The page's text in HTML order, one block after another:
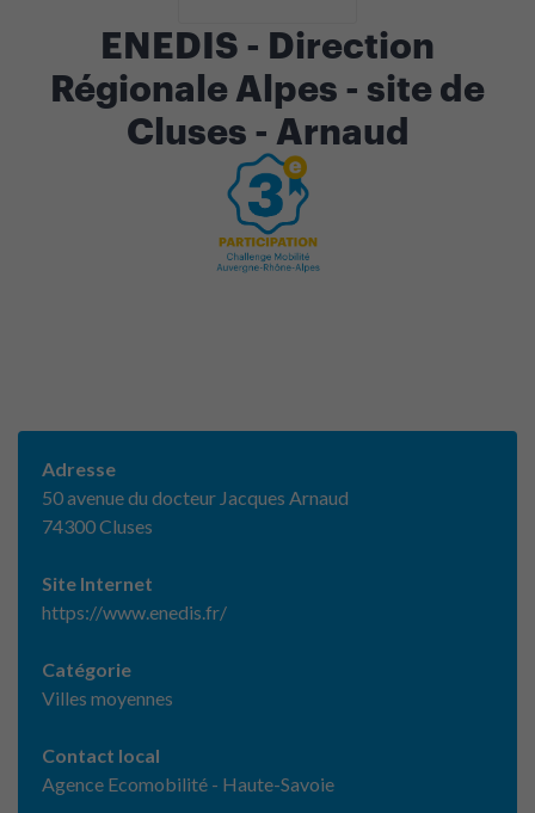
ENEDIS - Direction
Régionale Alpes - site de
Cluses - Arnaud
Adresse
50 avenue du docteur Jacques Arnaud
74300 Cluses
Site Internet
https://www.enedis.fr/
Catégorie
Villes moyennes
Contact local
Agence Ecomobilité - Haute-Savoie